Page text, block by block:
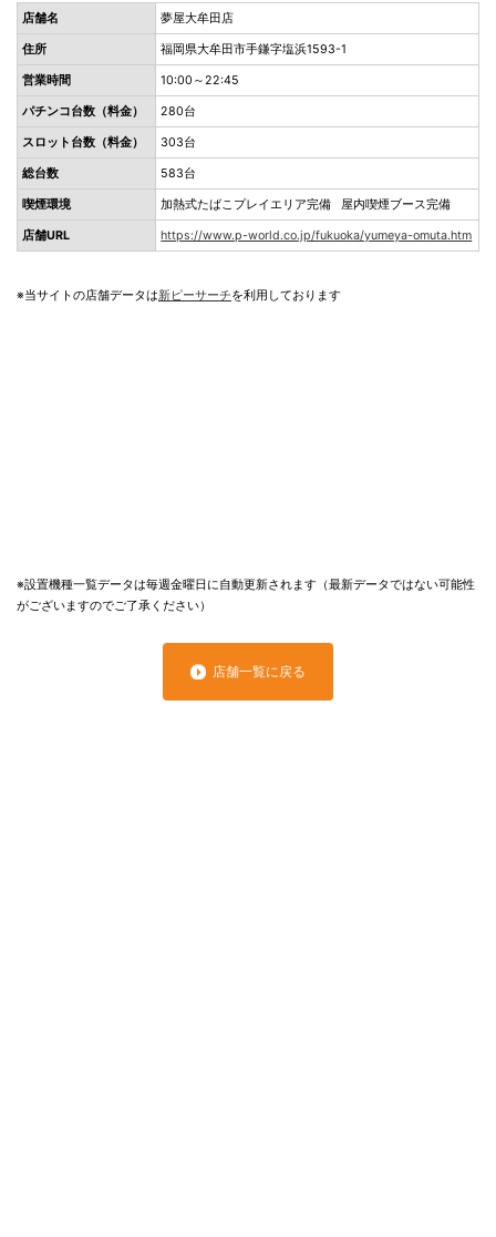
店舗名 夢屋大牟田店
住所 福岡県大牟田市手鎌字塩浜1593-1
営業時間 10:00～22:45
パチンコ台数（料金） 280台
スロット台数（料金） 303台
総台数 583台
喫煙環境 加熱式たばこプレイエリア完備 屋内喫煙ブース完備
店舗URL https://www.p-world.co.jp/fukuoka/yumeya-omuta.htm
※当サイトの店舗データは新ピーサーチを利用しております
※設置機種一覧データは毎週金曜日に自動更新されます（最新データではない可能性
がございますのでご了承ください）
店舗一覧に戻る